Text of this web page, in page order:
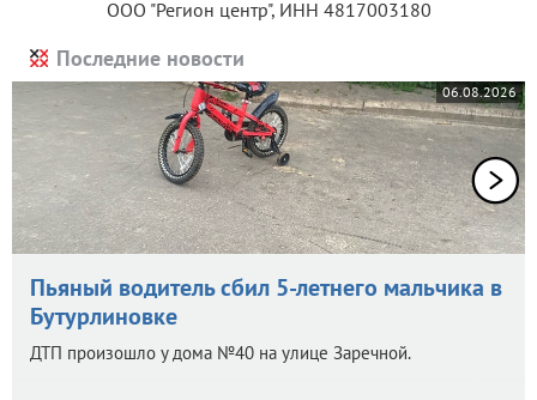
ООО "Регион центр", ИНН 4817003180
Последние новости
06.08.2026
Пьяный водитель сбил 5-летнего мальчика в
Бутурлиновке
ДТП произошло у дома №40 на улице Заречной.